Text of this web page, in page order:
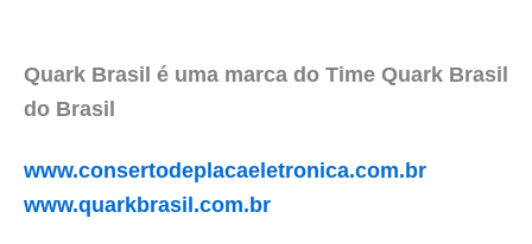
Quark Brasil é uma marca do Time Quark Brasil
do Brasil
www.consertodeplacaeletronica.com.br
www.quarkbrasil.com.br